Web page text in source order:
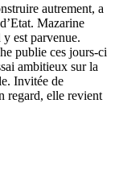
autrement, a
Mazarine
est parvenue.
publie ces jours-ci
ambitieux sur la
Invitée de
regard, elle revient